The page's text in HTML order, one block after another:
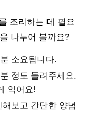
조리하는 데 필요
나누어 볼까요?
소요됩니다.
정도 돌려주세요.
익어요!
보고 간단한 양념